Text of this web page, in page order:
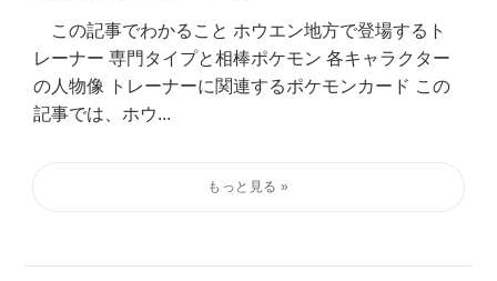
この記事でわかること ホウエン地方で登場するト
レーナー 専門タイプと相棒ポケモン 各キャラクター
の人物像 トレーナーに関連するポケモンカード この
記事では、ホウ...